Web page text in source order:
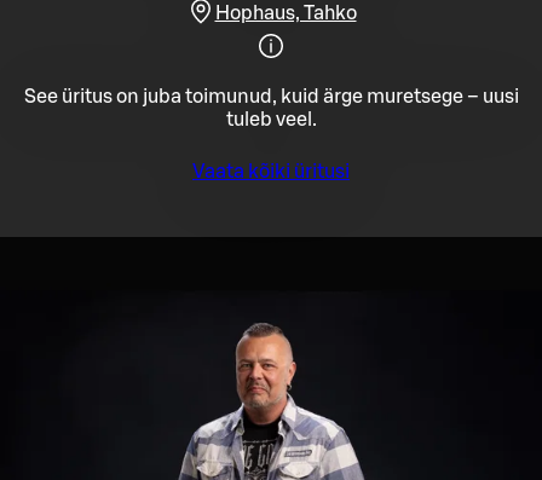
Hophaus, Tahko
See üritus on juba toimunud, kuid ärge muretsege – uusi
tuleb veel.
Vaata kõiki üritusi